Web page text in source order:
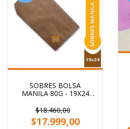
SOBRES BOLSA
MANILA 80G - 19X24
$18.460,00
$17.999,00